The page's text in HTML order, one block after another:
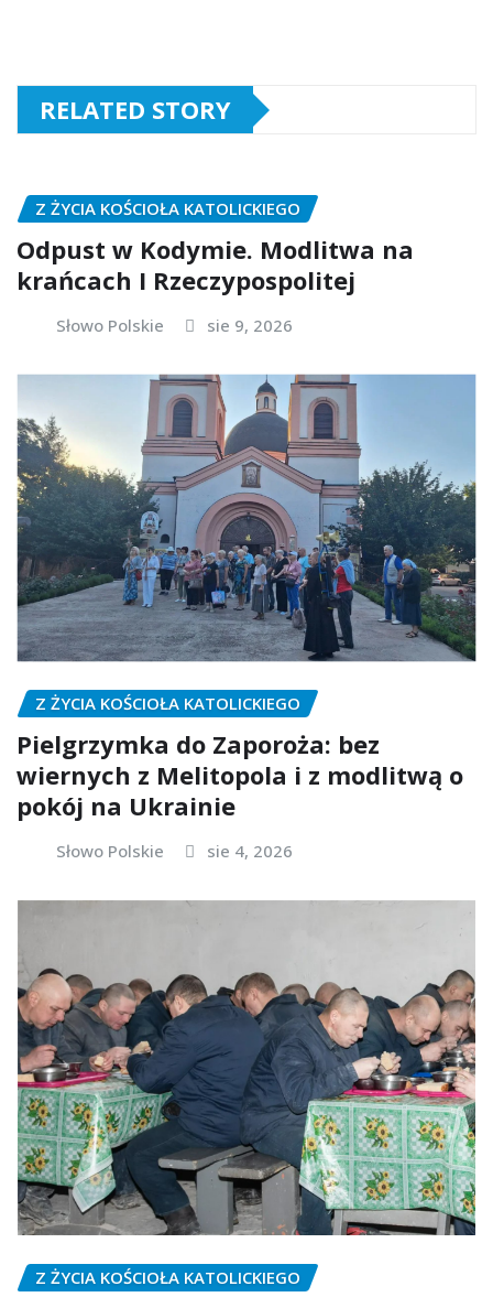
RELATED STORY
Z ŻYCIA KOŚCIOŁA KATOLICKIEGO
Odpust w Kodymie. Modlitwa na
krańcach I Rzeczypospolitej
Słowo Polskie sie 9, 2026
Z ŻYCIA KOŚCIOŁA KATOLICKIEGO
Pielgrzymka do Zaporoża: bez
wiernych z Melitopola i z modlitwą o
pokój na Ukrainie
Słowo Polskie sie 4, 2026
Z ŻYCIA KOŚCIOŁA KATOLICKIEGO